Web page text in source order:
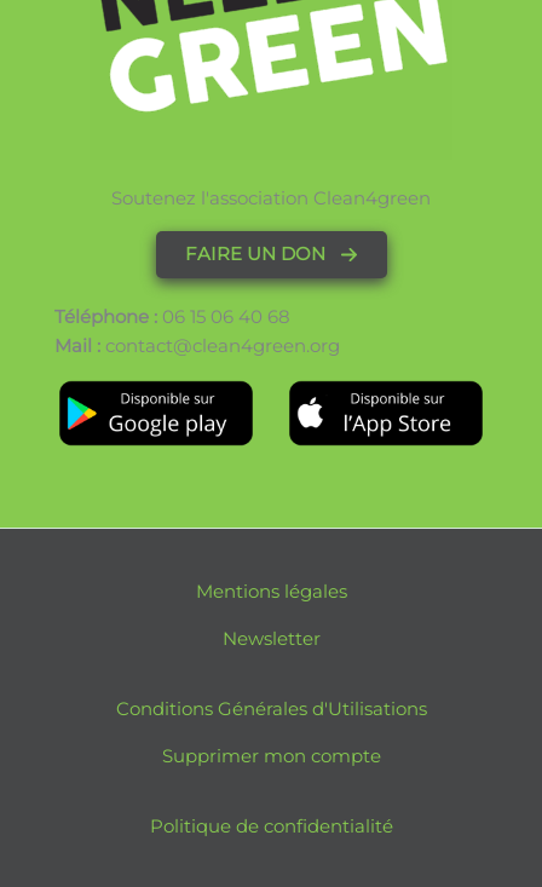
Soutenez l'association Clean4green
FAIRE UN DON
Téléphone : 06 15 06 40 68
Mail : contact@clean4green.org
Mentions légales
Newsletter
Conditions Générales d'Utilisations
Supprimer mon compte
Politique de confidentialité